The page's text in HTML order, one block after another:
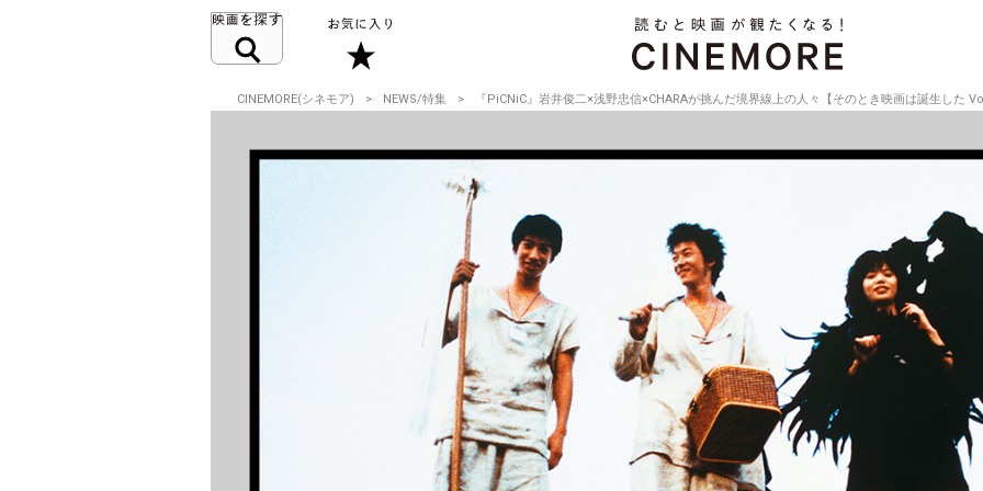
CINEMORE(シネモア) NEWS/特集 『PiCNiC』岩井俊二×浅野忠信×CHARAが挑んだ境界線上の人々【そのとき映画は誕生した